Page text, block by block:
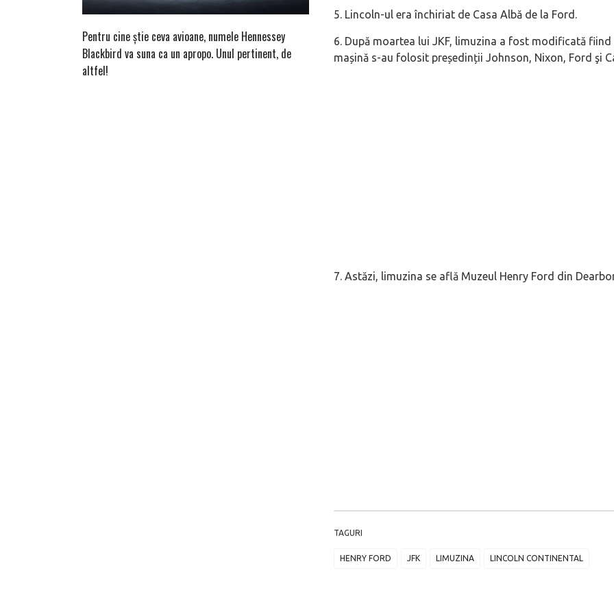
5. Lincoln-ul era închiriat de Casa Albă de la Ford.
6. După moartea lui JKF, limuzina a fost modificată
mașină s-au folosit președinții Johnson, Nixon, Ford şi
7. Astăzi, limuzina se află Muzeul Henry Ford din
TAGURI
HENRY FORD JFK LIMUZINA LINCOLN CONTINENTAL
Pentru cine știe ceva avioane, numele Hennessey
Blackbird va suna ca un apropo. Unul pertinent, de
altfel!
Prima sportivă cu motor central a mărcii, omagiată
de noua ediție limitată Lamborghini Revuelto Miura
Dacă viața e
mai buni!